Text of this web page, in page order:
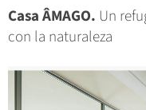
Casa ÂMAGO. Un
con la naturaleza